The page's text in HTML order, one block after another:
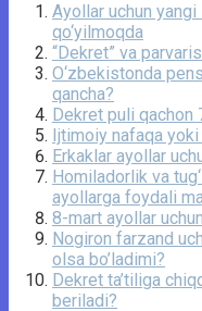
Ayollar uchun
qo‘yilmoqda
“Dekret” va
O‘zbekistonda
qancha?
Dekret puli qachon
Ijtimoiy nafaqa
Erkaklar ayollar
Homiladorlik va
ayollarga foydali
8-mart ayollar
Nogiron farzand
olsa bo’ladimi?
Dekret ta’tiliga
beriladi?